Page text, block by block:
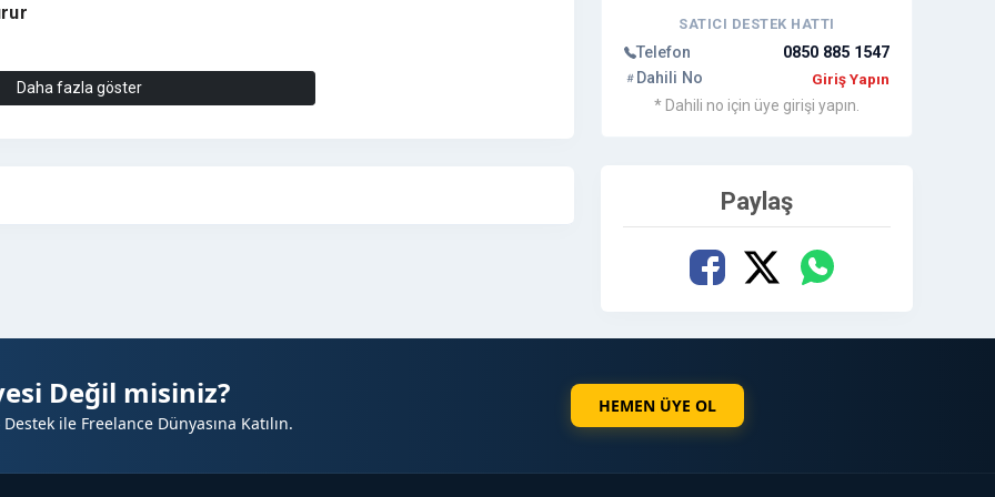
etkisi uzun süredevam eder.
Daha fazla göster
SATICI DESTEK HATTI
Telefon
0850 885 1547
Dahili No
Giriş Yapın
* Dahili no için üye girişi yapın.
Paylaş
Değil misiniz?
ile Freelance Dünyasına Katılın.
HEMEN ÜYE OL